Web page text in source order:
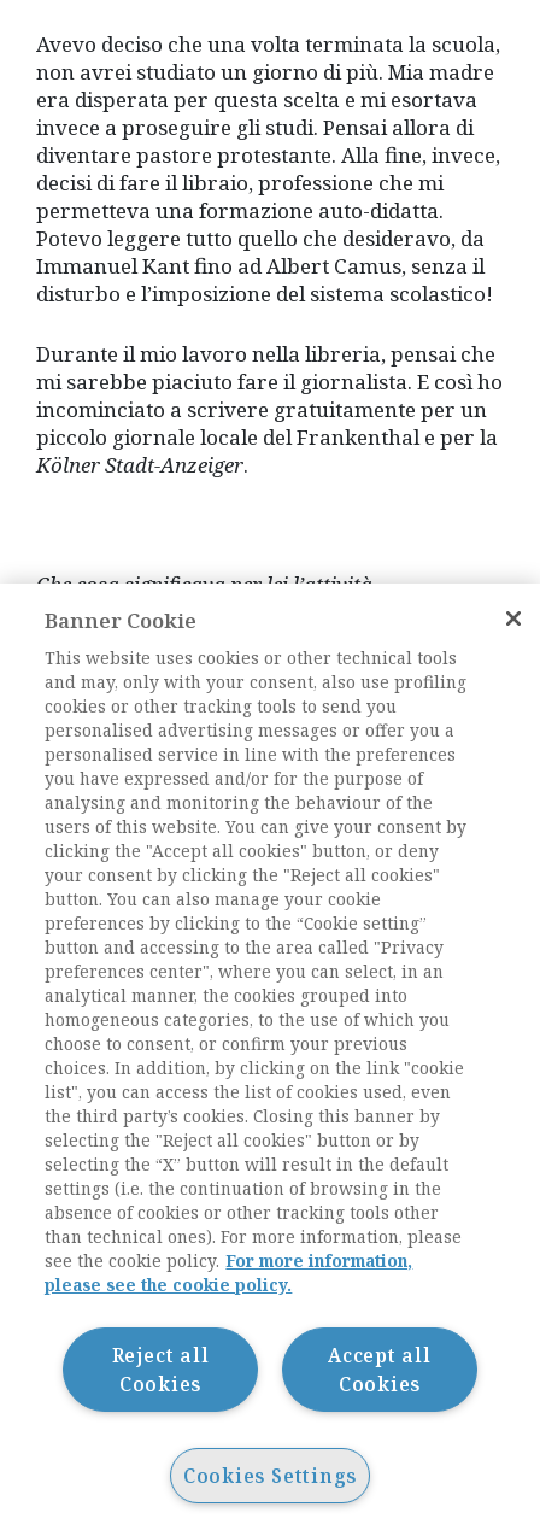
Avevo deciso che una volta terminata la scuola,
non avrei studiato un giorno di più. Mia madre
era disperata per questa scelta e mi esortava
invece a proseguire gli studi. Pensai allora di
diventare pastore protestante. Alla fine, invece,
decisi di fare il libraio, professione che mi
permetteva una formazione auto-didatta.
Potevo leggere tutto quello che desideravo, da
Immanuel Kant fino ad Albert Camus, senza il
disturbo e l’imposizione del sistema scolastico!
Durante il mio lavoro nella libreria, pensai che
mi sarebbe piaciuto fare il giornalista. E così ho
incominciato a scrivere gratuitamente per un
piccolo giornale locale del Frankenthal e per la
Kölner Stadt-Anzeiger.
Che cosa significava per lei l’attività
giornalistica?
Il giornalismo per me è stato un’esperienza
straordinaria. Mi ha permesso di entrare nella
società, negli ambiti e ai livelli più disparati,
cosa che altrimenti mi sarebbe stata preclusa.
Potevo osservare i fenomeni sociali più diversi
– le associazioni, il carnevale, le ultime pièce
teatrali – descriverli e analizzarli. Così è
iniziato il mio interesse per la società e per i
suoi meccanismi. Per poter fare carriera come
giornalista, per perseguire una mobilità sociale
ascendente, ho pensato che fosse
indispensabile studiare. Mi guardavo intorno e
constatavo che tutti i giornalisti che avevano
ottenuto posizioni di prestigio nella società
tedesca del dopoguerra possedevano un livello
di istruzione universitario. E così mi sono
iscritto inizialmente a Scienze politiche, presso
l’Università di Aachen come uditore, visto che
non possedevo la maturità (Abitur) e poi ho
proseguito con lo studio della sociologia, che
trovavo più stimolante della scienza politica. Mi
Weber (1864-1920) e in Georg Simmel (1958-
1918), ma anche in autori più marginali, non
della sociologiamainstream
, che allora non
1923) e Gaetano Mosca (1858-1941). Durante i
primi anni universitari, mi ero anche
avvicinato alla politica. Sono entrato nel
Banner Cookie
This website uses cookies or other technical tools
and may, only with your consent, also use profiling
cookies or other tracking tools to send you
personalised advertising messages or offer you a
personalised service in line with the preferences
you have expressed and/or for the purpose of
analysing and monitoring the behaviour of the
users of this website. You can give your consent by
clicking the "Accept all cookies" button, or deny
your consent by clicking the "Reject all cookies"
button. You can also manage your cookie
preferences by clicking to the “Cookie setting”
button and accessing to the area called "Privacy
preferences center", where you can select, in an
analytical manner, the cookies grouped into
homogeneous categories, to the use of which you
choose to consent, or confirm your previous
choices. In addition, by clicking on the link "cookie
list", you can access the list of cookies used, even
the third party’s cookies. Closing this banner by
selecting the "Reject all cookies" button or by
selecting the “X” button will result in the default
settings (i.e. the continuation of browsing in the
absence of cookies or other tracking tools other
than technical ones). For more information, please
see the cookie policy. For more information,
please see the cookie policy.
Accept all
Cookies
Reject all
Cookies
Cookies Settings